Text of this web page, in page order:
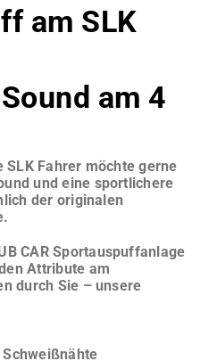
am SLK
am 4
Fahrer möchte gerne
und eine sportlichere
der originalen
CAR Sportauspuffanlage
Attribute am
durch Sie – unsere